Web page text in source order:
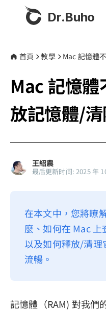
Dr.Buho
產品
BuhoCleaner
BuhoUnlocker
BuhoRepair
BuhoNTFS
商店
關於我們
聯絡我們
隱私權政策
服務條款
首頁 教學 Mac 記憶體
Mac 記憶
放記憶體/
王紹農
最后更新时间: 2025 年
在本文中，您將瞭
麼、如何在 Mac
以及如何釋放/清理
流暢。
記憶體（RAM) 對我們